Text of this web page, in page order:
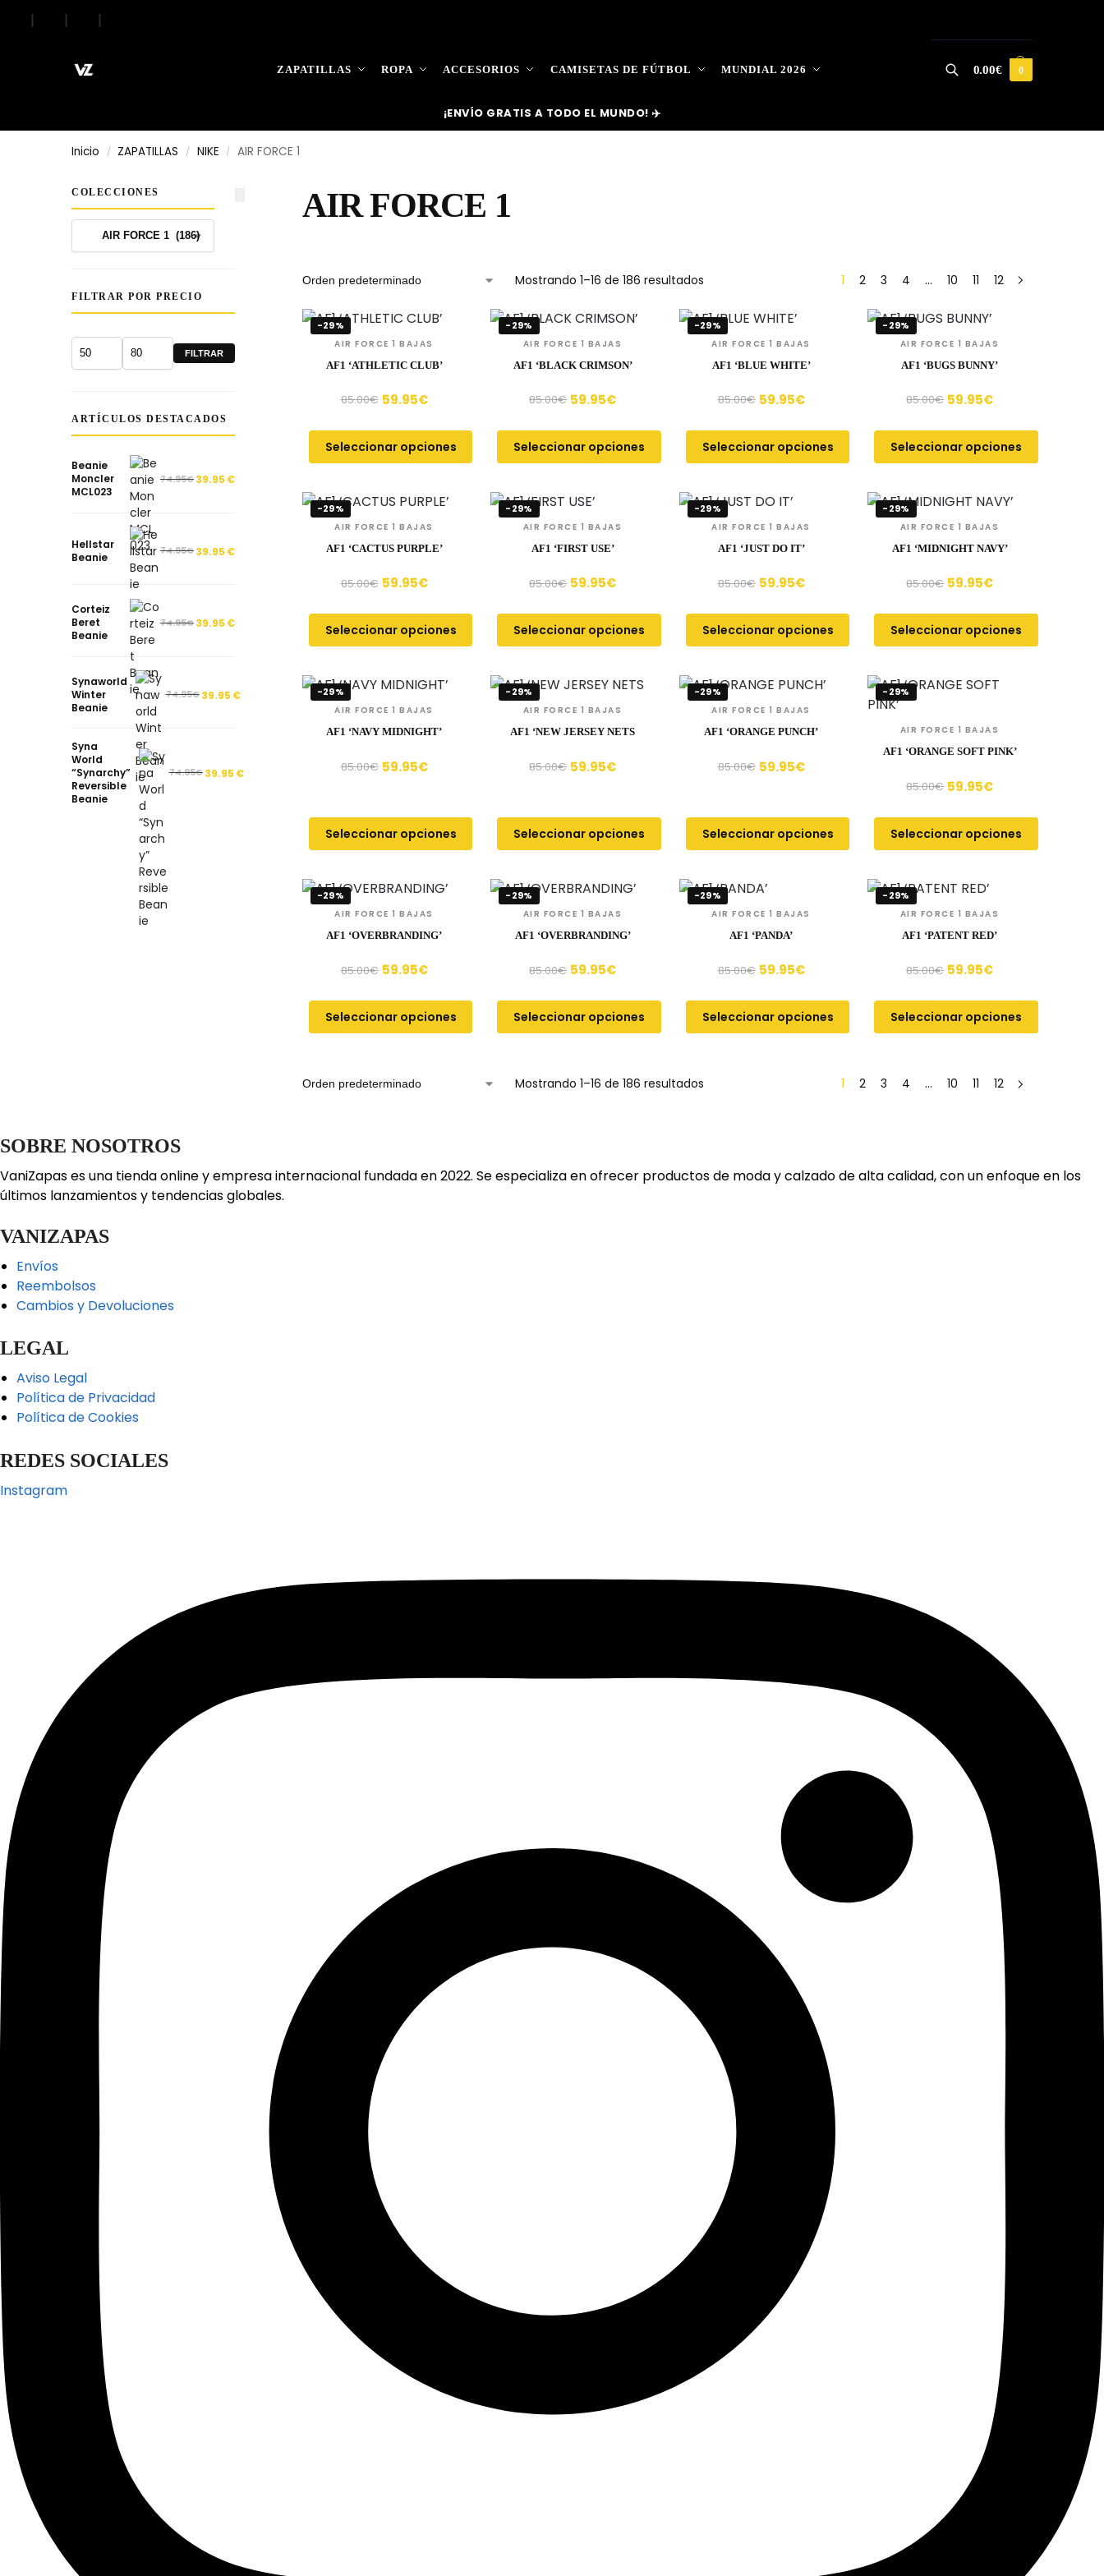
| | |
ZAPATILLAS ROPA ACCESORIOS CAMISETAS DE FÚTBOL MUNDIAL 2026
Search
0.00€ 0
¡ENVÍO GRATIS A TODO EL MUNDO! ✈️
Inicio / ZAPATILLAS / NIKE / AIR FORCE 1
AIR FORCE 1
Mostrando 1–16 de 186 resultados 1 2 3 4 … 10 11 12
-29%
AIR FORCE 1 BAJAS
AF1 ‘ATHLETIC CLUB’
85.00€ 59.95€
Seleccionar opciones
-29%
AIR FORCE 1 BAJAS
AF1 ‘BLACK CRIMSON’
85.00€ 59.95€
Seleccionar opciones
-29%
AIR FORCE 1 BAJAS
AF1 ‘BLUE WHITE’
85.00€ 59.95€
Seleccionar opciones
-29%
AIR FORCE 1 BAJAS
AF1 ‘BUGS BUNNY’
85.00€ 59.95€
Seleccionar opciones
-29%
AIR FORCE 1 BAJAS
AF1 ‘CACTUS PURPLE’
85.00€ 59.95€
Seleccionar opciones
-29%
AIR FORCE 1 BAJAS
AF1 ‘FIRST USE’
85.00€ 59.95€
Seleccionar opciones
-29%
AIR FORCE 1 BAJAS
AF1 ‘JUST DO IT’
85.00€ 59.95€
Seleccionar opciones
-29%
AIR FORCE 1 BAJAS
AF1 ‘MIDNIGHT NAVY’
85.00€ 59.95€
Seleccionar opciones
-29%
AIR FORCE 1 BAJAS
AF1 ‘NAVY MIDNIGHT’
85.00€ 59.95€
Seleccionar opciones
-29%
AIR FORCE 1 BAJAS
AF1 ‘NEW JERSEY NETS
85.00€ 59.95€
Seleccionar opciones
-29%
AIR FORCE 1 BAJAS
AF1 ‘ORANGE PUNCH’
85.00€ 59.95€
Seleccionar opciones
-29%
AIR FORCE 1 BAJAS
AF1 ‘ORANGE SOFT PINK’
85.00€ 59.95€
Seleccionar opciones
-29%
AIR FORCE 1 BAJAS
AF1 ‘OVERBRANDING’
85.00€ 59.95€
Seleccionar opciones
-29%
AIR FORCE 1 BAJAS
AF1 ‘OVERBRANDING’
85.00€ 59.95€
Seleccionar opciones
-29%
AIR FORCE 1 BAJAS
AF1 ‘PANDA’
85.00€ 59.95€
Seleccionar opciones
-29%
AIR FORCE 1 BAJAS
AF1 ‘PATENT RED’
85.00€ 59.95€
Seleccionar opciones
Mostrando 1–16 de 186 resultados 1 2 3 4 … 10 11 12
COLECCIONES
FILTRAR POR PRECIO
FILTRAR
ARTÍCULOS DESTACADOS
Beanie
Moncler
MCL023
74.95€39.95 €
Hellstar
Beanie
74.95€39.95 €
Corteiz
Beret
Beanie
74.95€39.95 €
Synaworld
Winter
Beanie
74.95€ 39.95 €
Syna
World
“Synarchy”
Reversible
Beanie
74.95€ 39.95 €
SOBRE NOSOTROS
VaniZapas es una tienda online y empresa internacional fundada en 2022. Se especializa en ofrecer productos de moda y calzado de alta calidad, con un enfoque en los
últimos lanzamientos y tendencias globales.
VANIZAPAS
Envíos
Reembolsos
Cambios y Devoluciones
LEGAL
Aviso Legal
Política de Privacidad
Política de Cookies
REDES SOCIALES
Instagram